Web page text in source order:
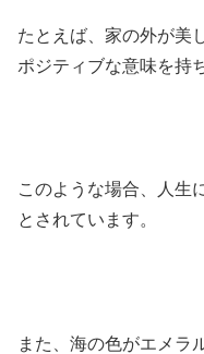
たとえば、家の外が美
ポジティブな意味を持
このような場合、人生
とされています。
また、海の色がエメラ